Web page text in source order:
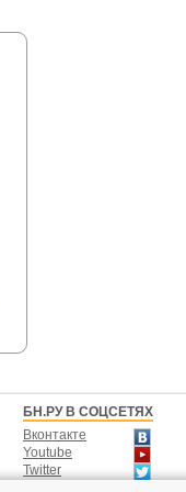
БН.РУ В СОЦСЕТЯХ
Вконтакте
Youtube
Twitter